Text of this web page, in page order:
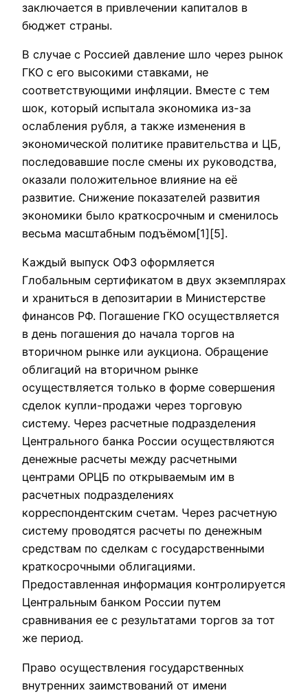
заключается в привлечении капиталов в
бюджет страны.
В случае с Россией давление шло через рынок
ГКО с его высокими ставками, не
соответствующими инфляции. Вместе с тем
шок, который испытала экономика из-за
ослабления рубля, а также изменения в
экономической политике правительства и ЦБ,
последовавшие после смены их руководства,
оказали положительное влияние на её
развитие. Снижение показателей развития
экономики было краткосрочным и сменилось
весьма масштабным подъёмом[1][5].
Каждый выпуск ОФЗ оформляется
Глобальным сертификатом в двух экземплярах
и храниться в депозитарии в Министерстве
финансов РФ. Погашение ГКО осуществляется
в день погашения до начала торгов на
вторичном рынке или аукциона. Обращение
облигаций на вторичном рынке
осуществляется только в форме совершения
сделок купли-продажи через торговую
систему. Через расчетные подразделения
Центрального банка России осуществляются
денежные расчеты между расчетными
центрами ОРЦБ по открываемым им в
расчетных подразделениях
корреспондентским счетам. Через расчетную
систему проводятся расчеты по денежным
средствам по сделкам с государственными
краткосрочными облигациями.
Предоставленная информация контролируется
Центральным банком России путем
сравнивания ее с результатами торгов за тот
же период.
Право осуществления государственных
внутренних заимствований от имени